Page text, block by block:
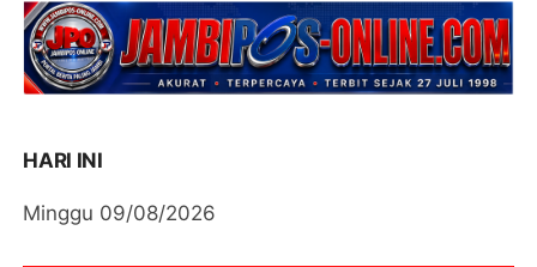
HARI INI
Minggu 09/08/2026